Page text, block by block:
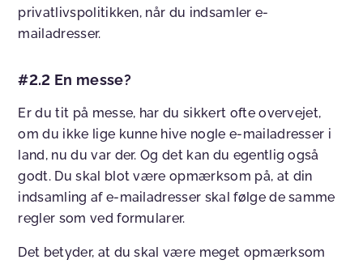
privatlivspolitikken, når du indsamler e-
mailadresser.
#2.2 En messe?
Er du tit på messe, har du sikkert ofte overvejet,
om du ikke lige kunne hive nogle e-mailadresser i
land, nu du var der. Og det kan du egentlig også
godt. Du skal blot være opmærksom på, at din
indsamling af e-mailadresser skal følge de samme
regler som ved formularer.
Det betyder, at du skal være meget opmærksom